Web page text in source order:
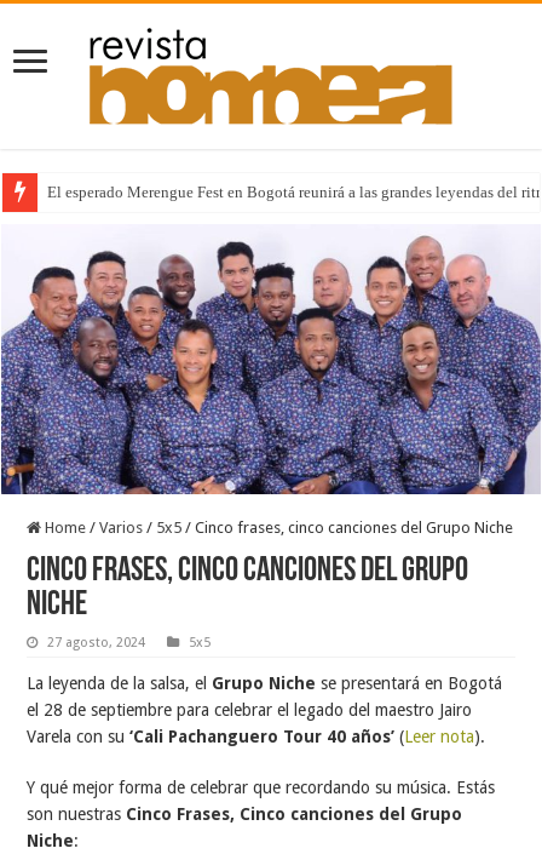
El esperado Merengue Fest en Bogotá reunirá a las grandes leyendas del
Home / Varios / 5x5 / Cinco frases, cinco canciones del Grupo Niche
Cinco frases, cinco canciones del Grupo
Niche
27 agosto, 2024 5x5
La leyenda de la salsa, el Grupo Niche se presentará en Bogotá
el 28 de septiembre para celebrar el legado del maestro Jairo
Varela con su‘Cali Pachanguero Tour 40 años’(Leer nota).
Y qué mejor forma de celebrar que recordando su música. Estás
son nuestras Cinco Frases, Cinco canciones del Grupo
Niche: